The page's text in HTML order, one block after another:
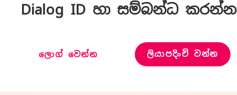
Dialog ID හා සම්බන්ධ කරන්න
ලොග් වෙන්න ලියාපදිංචි වන්න